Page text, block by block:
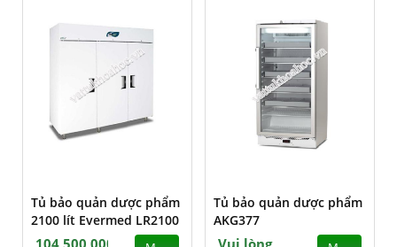
Tủ bảo quản dược phẩm
2100 lít Evermed LR2100
Tủ bảo quản dược phẩm
AKG377